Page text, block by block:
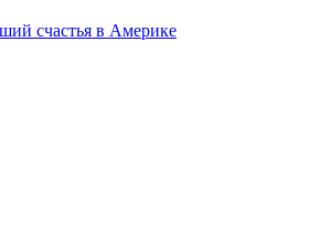
счастья в Америке